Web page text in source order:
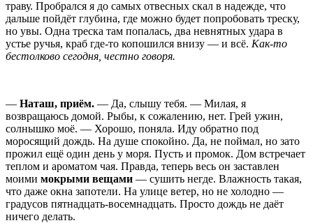
траву. Пробрался я до самых отвесных скал в надежде, что
дальше пойдёт глубина, где можно будет попробовать треску,
но увы. Одна треска там попалась, два невнятных удара в
устье ручья, краб где-то копошился внизу — и всё. Как-то
бестолково сегодня, честно говоря.
— Наташ, приём. — Да, слышу тебя. — Милая, я
возвращаюсь домой. Рыбы, к сожалению, нет. Грей ужин,
солнышко моё. — Хорошо, поняла. Иду обратно под
моросящий дождь. На душе спокойно. Да, не поймал, но зато
прожил ещё один день у моря. Пусть и промок. Дом встречает
теплом и ароматом чая. Правда, теперь весь он заставлен
моими мокрыми вещами — сушить негде. Влажность такая,
что даже окна запотели. На улице ветер, но не холодно —
градусов пятнадцать-восемнадцать. Просто дождь не даёт
ничего делать.